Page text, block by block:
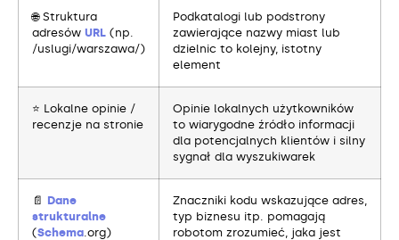
🌐 Struktura
adresów URL (np.
/uslugi/warszawa/)
Podkatalogi lub podstrony
zawierające nazwy miast lub
dzielnic to kolejny, istotny
element
⭐ Lokalne opinie /
recenzje na stronie
Opinie lokalnych użytkowników
to wiarygodne źródło informacji
dla potencjalnych klientów i silny
sygnał dla wyszukiwarek
📄 Dane
strukturalne
(Schema .org)
Znaczniki kodu wskazujące adres,
typ biznesu itp. pomagają
robotom zrozumieć, jaka jest